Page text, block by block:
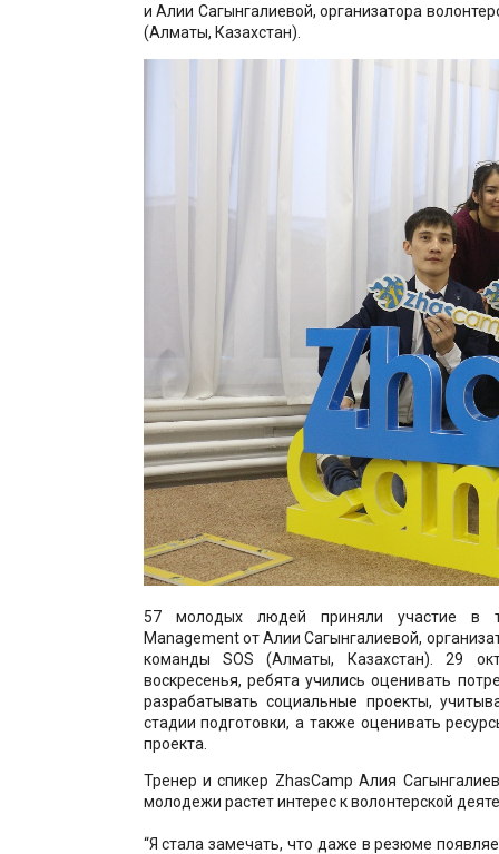
и Алии Сагынгалиевой, организатора
(Алматы, Казахстан).
57 молодых людей приняли участие в
Management от Алии Сагынгалиевой,
команды SOS (Алматы, Казахстан). 29
воскресенья, ребята учились оценивать
разрабатывать социальные проекты,
стадии подготовки, а также оценивать
проекта.
Тренер и спикер ZhasCamp Алия
молодежи растет интерес к волонтерской
“Я стала замечать, что даже в резюме